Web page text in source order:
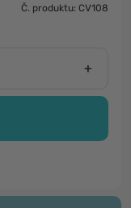
Č. produktu: CV108
+